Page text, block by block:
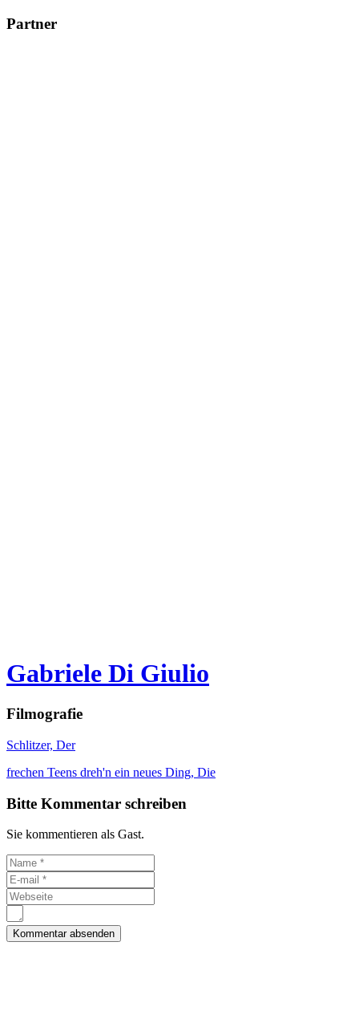
Partner
Gabriele Di Giulio
Filmografie
Schlitzer, Der
frechen Teens dreh'n ein neues Ding, Die
Bitte Kommentar schreiben
Sie kommentieren als Gast.